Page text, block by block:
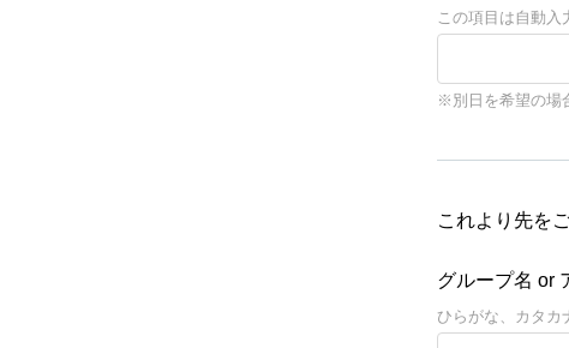
この項目は自動入
※別日を希望の場
これより先を
グループ名 or
ひらがな、カタカ